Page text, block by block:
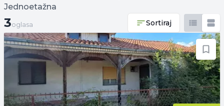
Jednoetažna
3 oglasa
3oglasa Sortiraj